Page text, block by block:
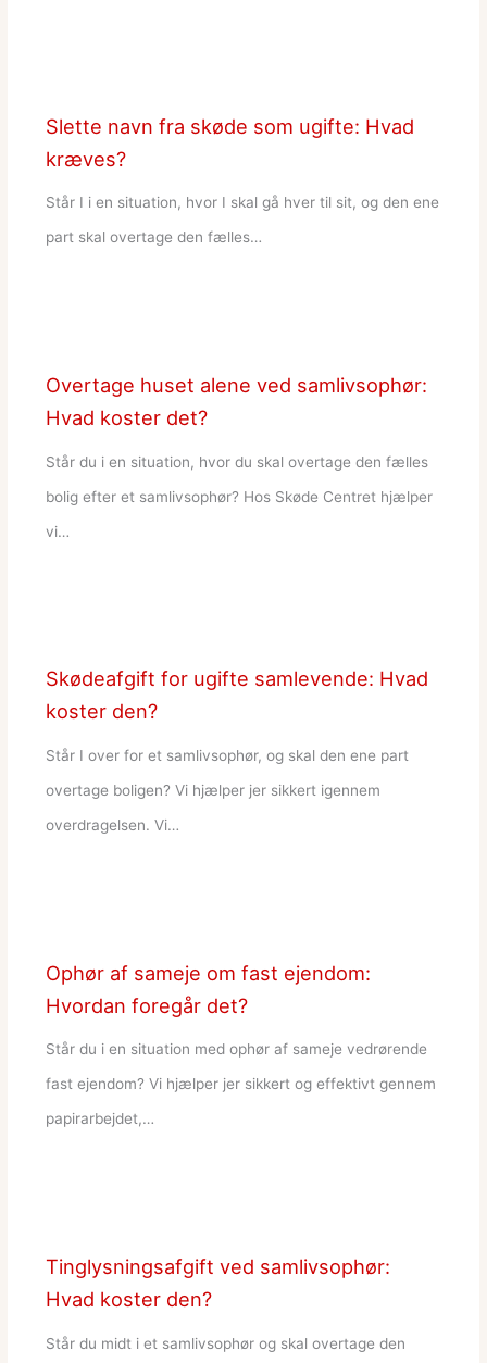
Slette navn fra skøde som ugifte: Hvad
kræves?
Står I i en situation, hvor I skal gå hver til sit, og den ene
part skal overtage den fælles…
Overtage huset alene ved samlivsophør:
Hvad koster det?
Står du i en situation, hvor du skal overtage den fælles
bolig efter et samlivsophør? Hos Skøde Centret hjælper
vi…
Skødeafgift for ugifte samlevende: Hvad
koster den?
Står I over for et samlivsophør, og skal den ene part
overtage boligen? Vi hjælper jer sikkert igennem
overdragelsen. Vi…
Ophør af sameje om fast ejendom:
Hvordan foregår det?
Står du i en situation med ophør af sameje vedrørende
fast ejendom? Vi hjælper jer sikkert og effektivt gennem
papirarbejdet,…
Tinglysningsafgift ved samlivsophør:
Hvad koster den?
Står du midt i et samlivsophør og skal overtage den